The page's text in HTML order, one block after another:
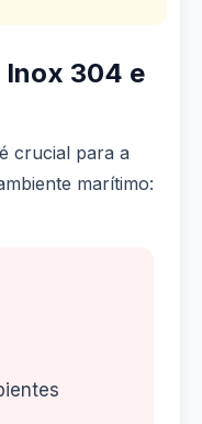
Inox 304 e
crucial para a
marítimo: